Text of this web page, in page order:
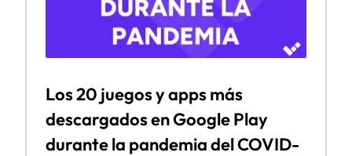
Los 20 juegos y apps más
descargados en Google Play
durante la pandemia del COVID-